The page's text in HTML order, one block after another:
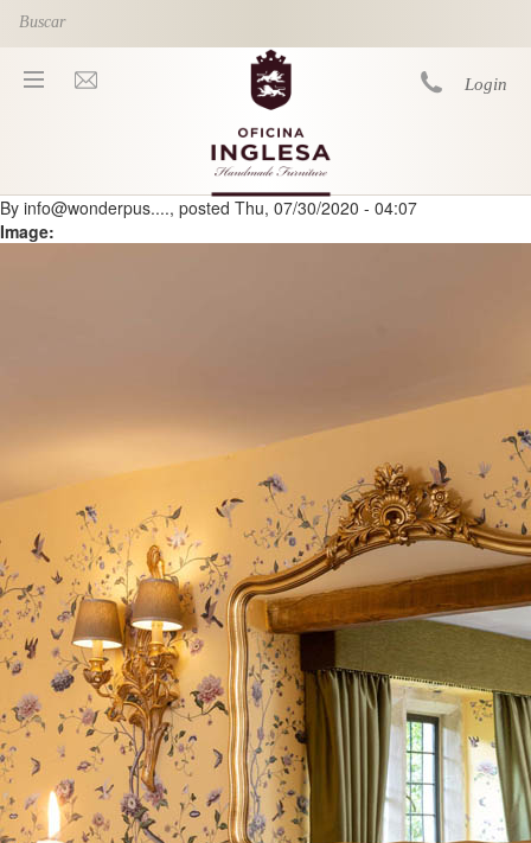
Skip to main content
Login
You are here
By info@wonderpus...., posted Thu, 07/30/2020 - 04:07
Image: